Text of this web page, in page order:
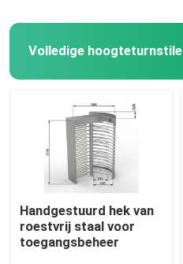
Volledige hoogteturnstile
Handgestuurd hek van
roestvrij staal voor
toegangsbeheer